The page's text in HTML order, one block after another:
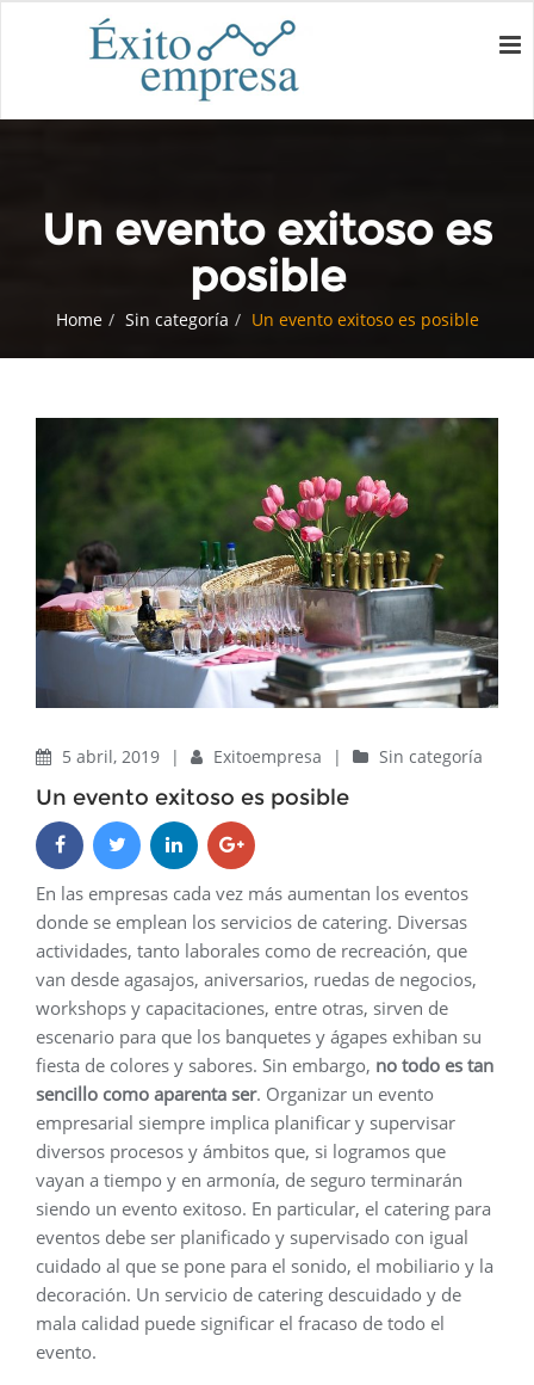
Un evento exitoso es
posible
Home Sin categoría Un evento exitoso es posible
5 abril, 2019 | Exitoempresa | Sin categoría
Un evento exitoso es posible
En las empresas cada vez más aumentan los eventos
donde se emplean los servicios de catering. Diversas
actividades, tanto laborales como de recreación, que
van desde agasajos, aniversarios, ruedas de negocios,
workshops y capacitaciones, entre otras, sirven de
escenario para que los banquetes y ágapes exhiban su
fiesta de colores y sabores. Sin embargo, no todo es tan
sencillo como aparenta ser. Organizar un evento
empresarial siempre implica planificar y supervisar
diversos procesos y ámbitos que, si logramos que
vayan a tiempo y en armonía, de seguro terminarán
siendo un evento exitoso. En particular, el catering para
eventos debe ser planificado y supervisado con igual
cuidado al que se pone para el sonido, el mobiliario y la
decoración. Un servicio de catering descuidado y de
mala calidad puede significar el fracaso de todo el
evento.